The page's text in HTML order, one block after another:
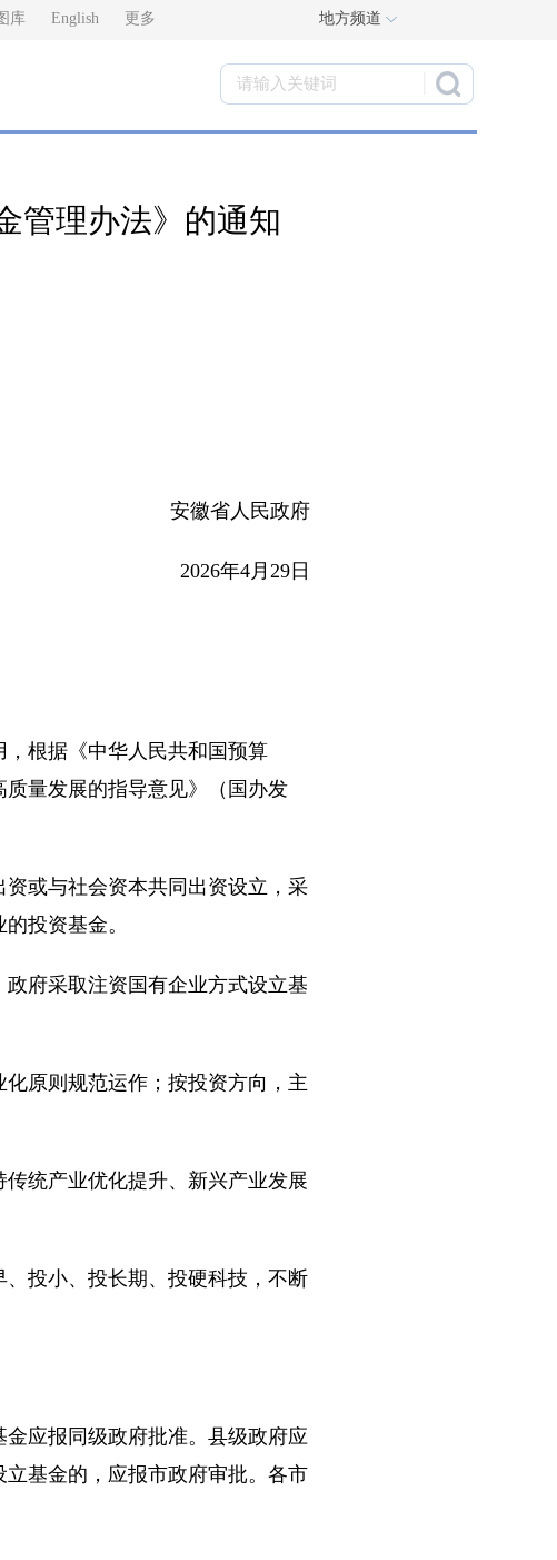
库 English 更多 地方频道
管理办法》的通知
安徽省人民政府
2026年4月29日
根据《中华人民共和国预算
量发展的指导意见》（国办发
或与社会资本共同出资设立，采
投资基金。
府采取注资国有企业方式设立基
原则规范运作；按投资方向，主
统产业优化提升、新兴产业发展
投小、投长期、投硬科技，不断
应报同级政府批准。县级政府应
基金的，应报市政府审批。各市